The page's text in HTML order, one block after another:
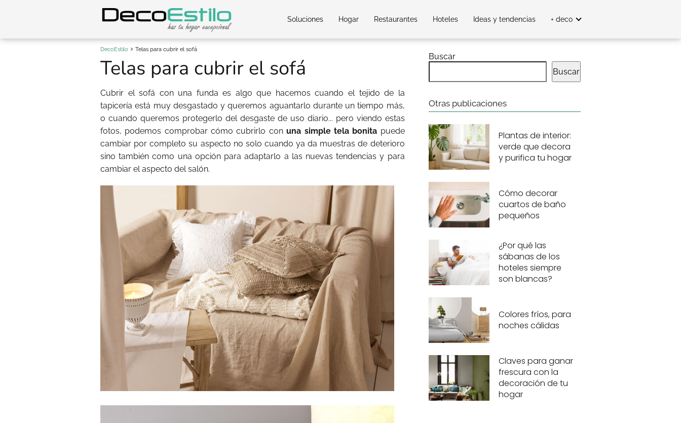
Soluciones Hogar Restaurantes Hoteles Ideas y tendencias + deco
DecoEstilo Telas para cubrir el sofá
Telas para cubrir el sofá
Cubrir el sofá con una funda es algo que hacemos cuando el tejido de la
tapicería está muy desgastado y queremos aguantarlo durante un tiempo más,
o cuando queremos protegerlo del desgaste de uso diario... pero viendo estas
fotos, podemos comprobar cómo cubrirlo conuna simple tela bonita puede
cambiar por completo su aspecto no solo cuando ya da muestras de deterioro
sino también como una opción para adaptarlo a las nuevas tendencias y para
cambiar el aspecto del salón.
Buscar
Buscar
Otras publicaciones
Plantas de interior:
verde que decora
y purifica tu hogar
Cómo decorar
cuartos de baño
pequeños
¿Por qué las
sábanas de los
hoteles siempre
son blancas?
Colores fríos, para
noches cálidas
Claves para ganar
frescura con la
decoración de tu
hogar